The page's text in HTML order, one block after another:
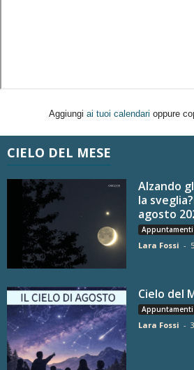
Aggiungi ai tuoi calendari oppure
CIELO DEL MESE
Alzando
la
agosto
Lara Fossi -
Cielo del
Lara Fossi -